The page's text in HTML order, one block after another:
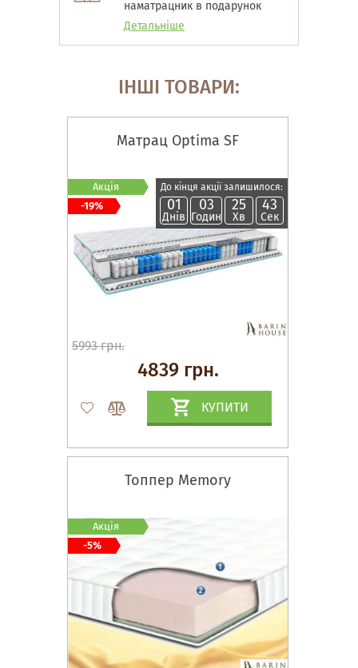
наматрацник в подарунок
Детальніше
ІНШІ ТОВАРИ:
Матрац Optima SF
До кінця акції залишилося:
01
Днів
03
Годин
25
Хв
42
Сек
5993 грн.
4839 грн.
КУПИТИ
Акція
-19%
Топпер Memory
Акція
-5%